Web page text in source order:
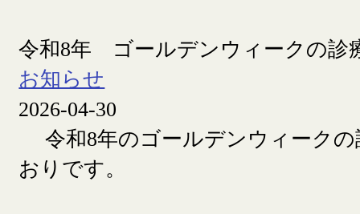
令和8年 ゴールデンウィークの診
お知らせ
2026-04-30
令和8年のゴールデンウィークの
おりです。